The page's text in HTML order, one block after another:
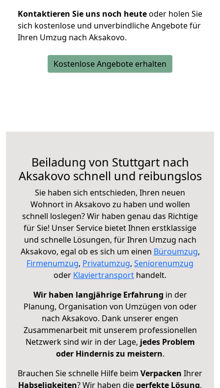
Kontaktieren Sie uns noch heuteoder holen Sie
sich kostenlose und unverbindliche Angebote für
Ihren Umzug nach Aksakovo.
Kostenlose Angebote erhalten
Beiladung von Stuttgart nach
Aksakovo schnell und reibungslos
Sie haben sich entschieden, Ihren neuen
Wohnort in Aksakovo zu haben und wollen
schnell loslegen? Wir haben genau das Richtige
für Sie! Unser Service bietet Ihnen erstklassige
und schnelle Lösungen, für Ihren Umzug nach
Aksakovo, egal ob es sich um einen Büroumzug,
Firmenumzug, Privatumzug, Seniorenumzug
oder Klaviertransport handelt.
Wir haben langjährige Erfahrung in der
Planung, Organisation von Umzügen von oder
nach Aksakovo. Dank unserer engen
Zusammenarbeit mit unserem professionellen
Netzwerk sind wir in der Lage, jedes Problem
oder Hindernis zu meistern.
Brauchen Sie schnelle Hilfe beim Verpacken Ihrer
Habseligkeiten? Wir haben die perfekte Lösung,